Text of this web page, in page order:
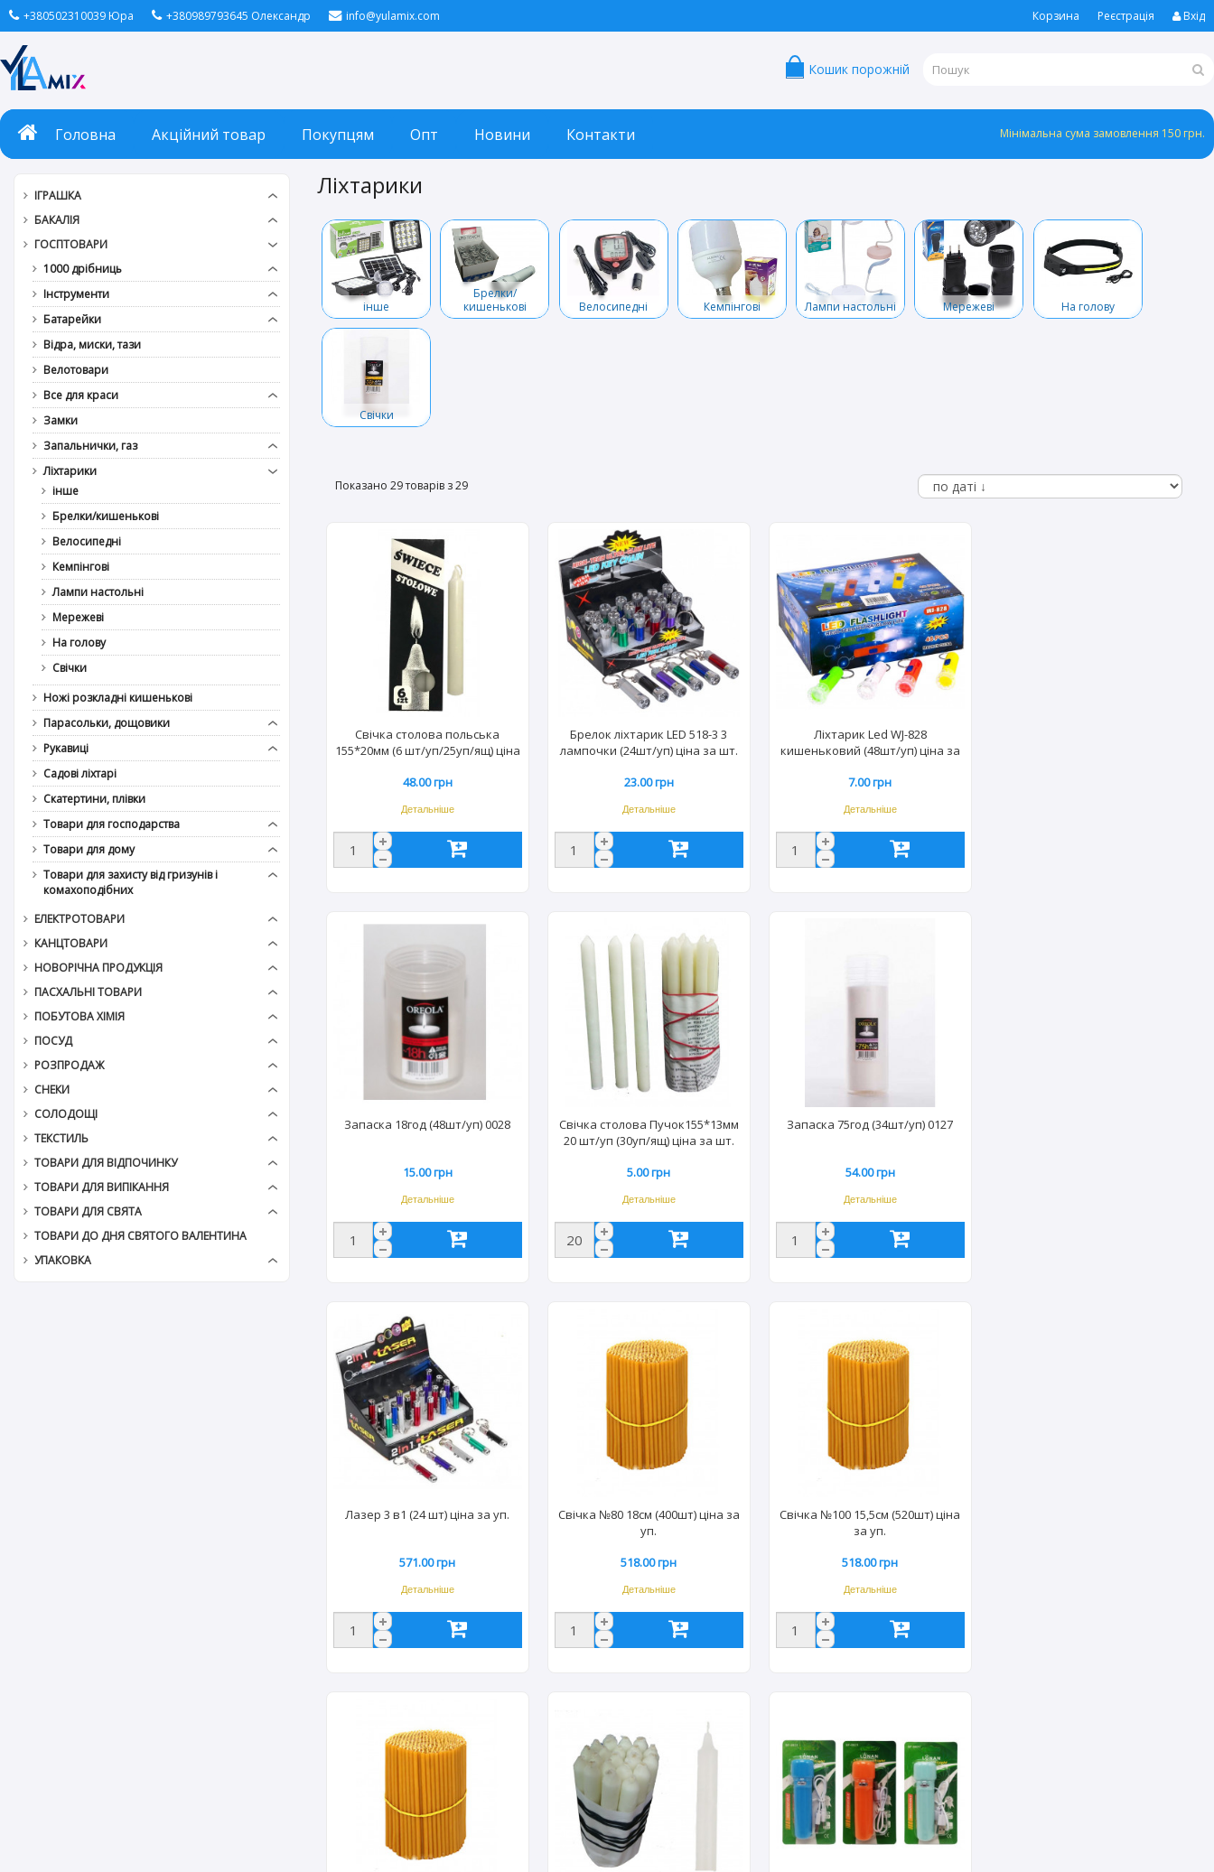
+380502310039 Юра +380989793645 Олександр info@yulamix.com Корзина Реєстрація Вхід
Кошик порожній
Головна Акційний товар Покупцям Опт Новини Контакти Мінімальна сума замовлення 150 грн.
ІГРАШКА
БАКАЛІЯ
ГОСПТОВАРИ
1000 дрібниць
Інструменти
Батарейки
Відра, миски, тази
Велотовари
Все для краси
Замки
Запальнички, газ
Ліхтарики
інше
Брелки/кишенькові
Велосипедні
Кемпінгові
Лампи настольні
Мережеві
На голову
Свічки
Ножі розкладні кишенькові
Парасольки, дощовики
Рукавиці
Садові ліхтарі
Скатертини, плівки
Товари для господарства
Товари для дому
Товари для захисту від гризунів і
комахоподібних
ЕЛЕКТРОТОВАРИ
КАНЦТОВАРИ
НОВОРІЧНА ПРОДУКЦІЯ
ПАСХАЛЬНІ ТОВАРИ
ПОБУТОВА ХІМІЯ
ПОСУД
РОЗПРОДАЖ
СНЕКИ
СОЛОДОЩІ
ТЕКСТИЛЬ
ТОВАРИ ДЛЯ ВІДПОЧИНКУ
ТОВАРИ ДЛЯ ВИПІКАННЯ
ТОВАРИ ДЛЯ СВЯТА
ТОВАРИ ДО ДНЯ СВЯТОГО ВАЛЕНТИНА
УПАКОВКА
Ліхтарики
інше
Брелки/
кишенькові
Велосипедні Кемпінгові Лампи настольні Мережеві На голову
Свічки
Показано 29 товарів з 29
Свічка столова польська
155*20мм (6 шт/уп/25уп/ящ) ціна
48.00 грн
Детальніше
Брелок ліхтарик LED 518-3 3
лампочки (24шт/уп) ціна за шт.
23.00 грн
Детальніше
Ліхтарик Led WJ-828
кишеньковий (48шт/уп) ціна за
7.00 грн
Детальніше
Запаска 18год (48шт/уп) 0028
15.00 грн
Детальніше
Свічка столова Пучок155*13мм
20 шт/уп (30уп/ящ) ціна за шт.
5.00 грн
Детальніше
Запаска 75год (34шт/уп) 0127
54.00 грн
Детальніше
Лазер 3 в1 (24 шт) ціна за уп.
571.00 грн
Детальніше
Свічка №80 18см (400шт) ціна за
уп.
518.00 грн
Детальніше
Свічка №100 15,5см (520шт) ціна
за уп.
518.00 грн
Детальніше